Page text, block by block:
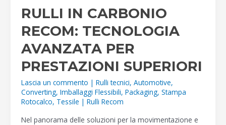
RULLI IN CARBONIO
RECOM: TECNOLOGIA
AVANZATA PER
PRESTAZIONI SUPERIORI
Lascia un commento | Rulli tecnici, Automotive,
Converting, Imballaggi Flessibili, Packaging, Stampa
Rotocalco, Tessile | Rulli Recom
Nel panorama delle soluzioni per la movimentazione e